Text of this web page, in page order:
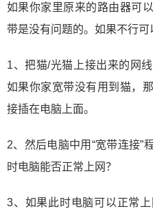
如果你家里原来的路由器可
带是没有问题的。如果不行可
1、把猫/光猫上接出来的网
如果你家宽带没有用到猫，
接插在电脑上面。
2、然后电脑中用“宽带连接”
时电脑能否正常上网？
3、如果此时电脑可以正常